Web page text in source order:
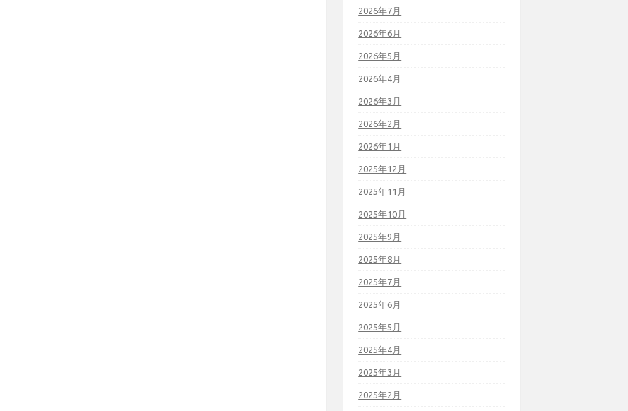
2026年7月
2026年6月
2026年5月
2026年4月
2026年3月
2026年2月
2026年1月
2025年12月
2025年11月
2025年10月
2025年9月
2025年8月
2025年7月
2025年6月
2025年5月
2025年4月
2025年3月
2025年2月